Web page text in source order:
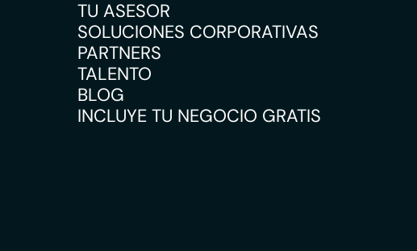
TU ASESOR
SOLUCIONES CORPORATIVAS
PARTNERS
TALENTO
BLOG
INCLUYE TU NEGOCIO GRATIS